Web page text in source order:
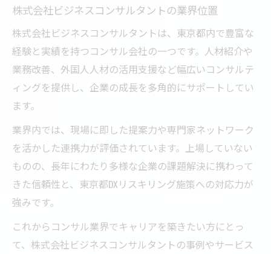
株式会社ビジネスコンサルタントの業界位置
株式会社ビジネスコンサルタントは、東京都内で豊富な
経験と実績を持つコンサル会社の一つです。人材紹介や
業務改善、外国人人材の活用支援など幅広いコンサルテ
ィングを提供し、企業の成長を多角的にサポートしてい
ます。
業界内では、現場に即した提案力や専門家ネットワーク
を活かした連携力が評価されています。上場していない
ものの、長年にわたり多様な企業の課題解決に携わって
きた信頼性と、東京都DXリスキリング施策への対応力が
強みです。
これからコンサル業界でキャリアを築きたい方にとっ
て、株式会社ビジネスコンサルタントの事例やサービス